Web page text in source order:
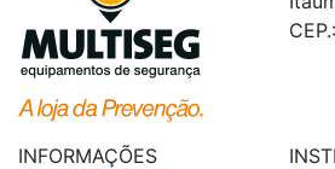
INFORMAÇÕES